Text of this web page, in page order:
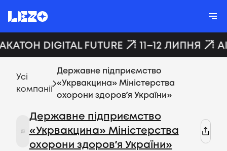
DIGITAL FUTURE 11–12 ЛИПНЯ
Усі
компанії
Державне підприємство
«Укрвакцина» Міністерства
охорони здоровʼя України»
Державне підприємство
«Укрвакцина» Міністерства
охорони здоровʼя України»